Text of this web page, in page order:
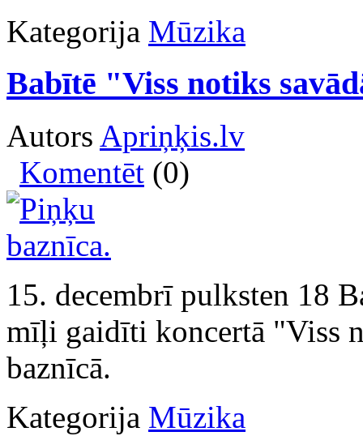
Kategorija Mūzika
Babītē "Viss notiks
Autors Apriņķis.lv
Komentēt (0)
15. decembrī pulksten 18
mīļi gaidīti koncertā "Viss
baznīcā.
Kategorija Mūzika